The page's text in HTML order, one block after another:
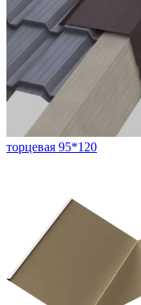
торцевая 95*120